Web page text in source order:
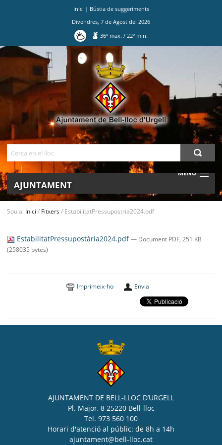
Inici | Bústia de suggeriments
Divendres 7 de Agost del 2026
36º max./ 22º min.
MENU
AJUNTAMENT
BELL-LLOC SOLUCIONA
Sou a: Inici / Fitxers/ EstabilitatPressupostria2024.pdf
EstabilitatPressupostària2024.pdf— Document PDF, 251 KB
(258035 bytes)
Imprimeix-ho Envia
AJUNTAMENT DE BELL-LLOC D’URGELL
Pl. Major, 8 25220 Bell-lloc
Tel. 973 560 100
Horari d'atenció al públic: de 8h a 14h
ajuntament@bell-lloc.cat